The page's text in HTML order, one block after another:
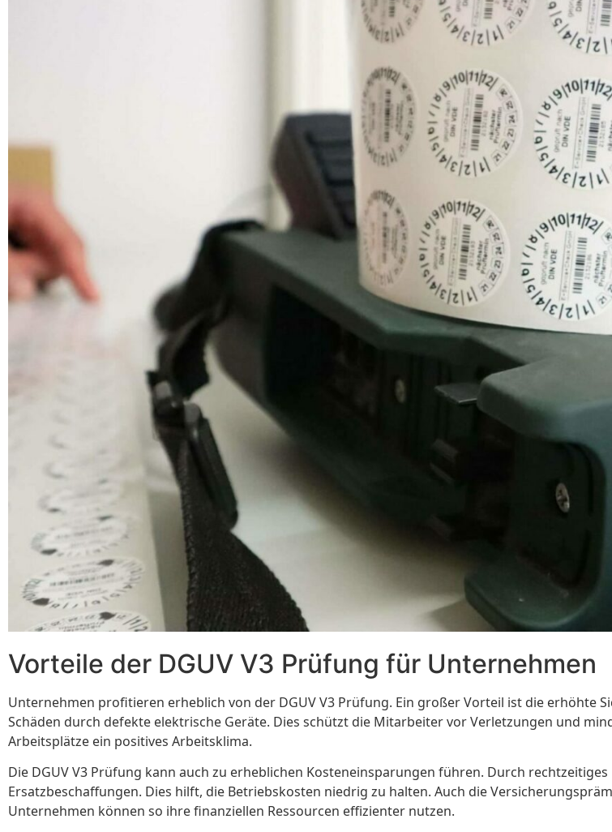
Vorteile der DGUV V3 Prüfung für Unternehmen
Unternehmen profitieren erheblich von der DGUV V3 Prüfung. Ein großer Vorteil ist die erhöhte
Schäden durch defekte elektrische Geräte. Dies schützt die Mitarbeiter vor Verletzungen und
Arbeitsplätze ein positives Arbeitsklima.
Die DGUV V3 Prüfung kann auch zu erheblichen Kosteneinsparungen führen. Durch
Ersatzbeschaffungen. Dies hilft, die Betriebskosten niedrig zu halten. Auch die
Unternehmen können so ihre finanziellen Ressourcen effizienter nutzen.